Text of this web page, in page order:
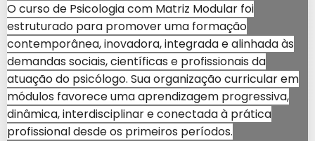
O curso de Psicologia com Matriz Modular foi
estruturado para promover uma formação
contemporânea, inovadora, integrada e alinhada às
demandas sociais, científicas e profissionais da
atuação do psicólogo. Sua organização curricular em
módulos favorece uma aprendizagem progressiva,
dinâmica, interdisciplinar e conectada à prática
profissional desde os primeiros períodos.